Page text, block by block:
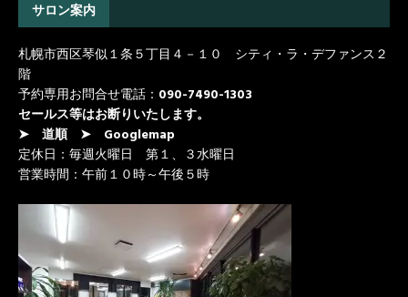
サロン案内
札幌市西区琴似１条５丁目４－１０ シティ・ラ・デファンス２
階
予約専用お問合せ電話： 090-7490-1303
セールス等はお断りいたします。
➤ 道順
➤ Googlemap
定休日：毎週火曜日 第１、３水曜日
営業時間：午前１０時～午後５時